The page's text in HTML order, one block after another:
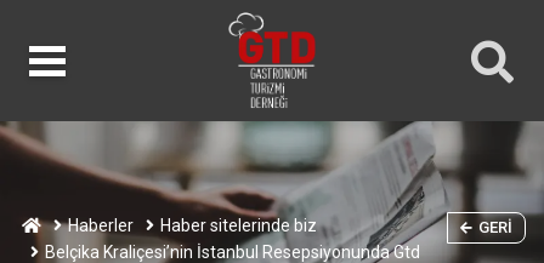
Haberler
Haber sitelerinde biz
Belçika Kraliçesi’nin İstanbul Resepsiyonunda Gtd
GERI